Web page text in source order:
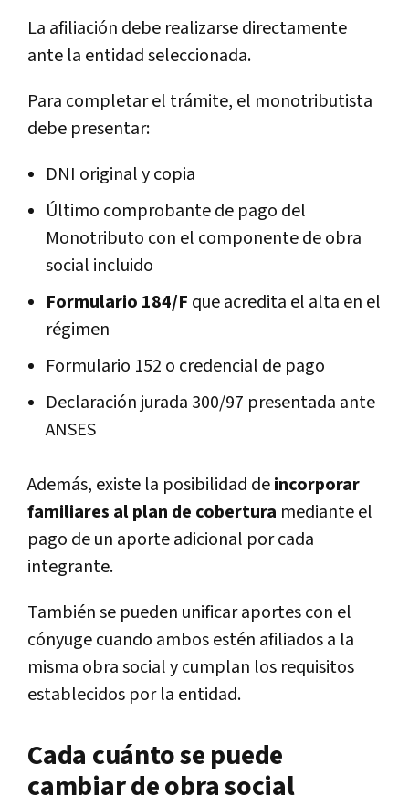
La afiliación debe realizarse directamente
ante la entidad seleccionada.
Para completar el trámite, el monotributista
debe presentar:
DNI original y copia
Último comprobante de pago del
Monotributo con el componente de obra
social incluido
Formulario 184/F que acredita el alta en el
régimen
Formulario 152 o credencial de pago
Declaración jurada 300/97 presentada ante
ANSES
Además, existe la posibilidad deincorporar
familiares al plan de cobertura mediante el
pago de un aporte adicional por cada
integrante.
También se pueden unificar aportes con el
cónyuge cuando ambos estén afiliados a la
misma obra social y cumplan los requisitos
establecidos por la entidad.
Cada cuánto se puede
cambiar de obra social